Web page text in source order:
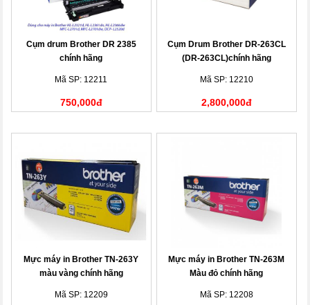
Cụm drum Brother DR 2385
chính hãng
Mã SP: 12211
750,000đ
Cụm Drum Brother DR-263CL
(DR-263CL)chính hãng
Mã SP: 12210
2,800,000đ
Mực máy in Brother TN-263Y
màu vàng chính hãng
Mã SP: 12209
Mực máy in Brother TN-263M
Màu đỏ chính hãng
Mã SP: 12208